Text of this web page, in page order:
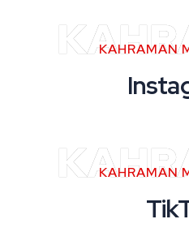
KAHRAMAN
KAHRAMAN